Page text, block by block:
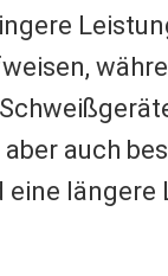
auch
eine längere